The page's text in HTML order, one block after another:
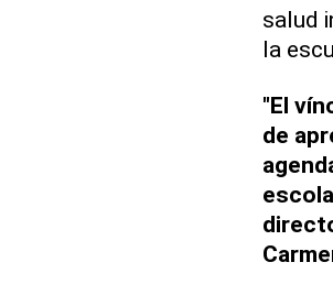
salud
la
"El
de